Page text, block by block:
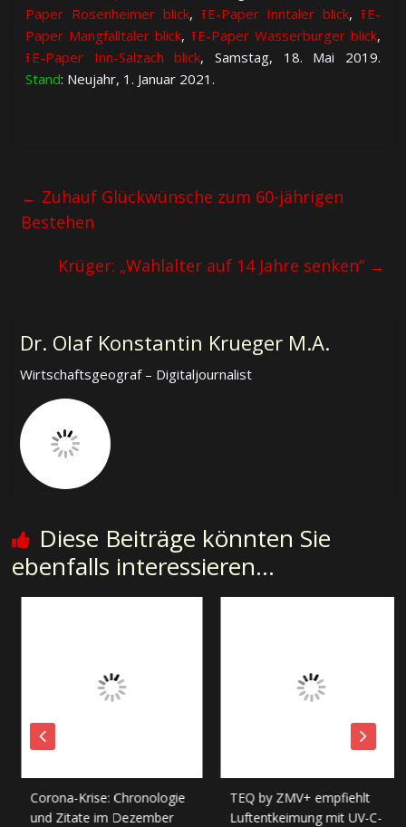
Paper Ro­sen­hei­mer blick, ⭱ E-Paper Inn­ta­ler blick, ⭱ E-
Paper Mang­fall­ta­ler blick, ⭱ E-Paper Was­ser­bur­ger blick,
⭱ E-Paper Inn-Salz­ach blick, Sams­tag, 18. Mai 2019.
Stand: Neu­jahr, 1. Ja­nu­ar 2021.
← Zuhauf Glückwünsche zum 60-jährigen
Bestehen
Krüger: „Wahlalter auf 14 Jahre senken“ →
Dr. Olaf Konstantin Krueger M.A.
Wirtschaftsgeograf – Digitaljournalist
Diese Beiträge könnten Sie
ebenfalls interessieren...
Corona-Krise: Chronologie
und Zitate im Dezember
TEQ by ZMV+ empfiehlt
Luftentkeimung mit UV-C-